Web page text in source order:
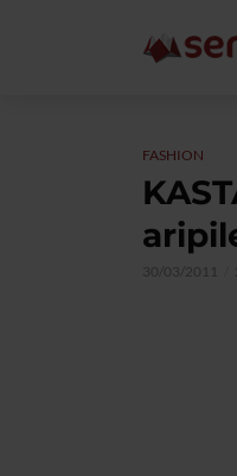
FASHION
30/03/2011